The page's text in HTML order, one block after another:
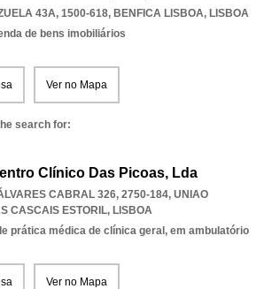
43A, 1500-618, BENFICA LISBOA, LISBOA
de bens imobiliários
Ver no Mapa
search for:
Clínico Das Picoas, Lda
CABRAL 326, 2750-184, UNIAO
CASCAIS ESTORIL, LISBOA
prática médica de clínica geral, em ambulatório
Ver no Mapa